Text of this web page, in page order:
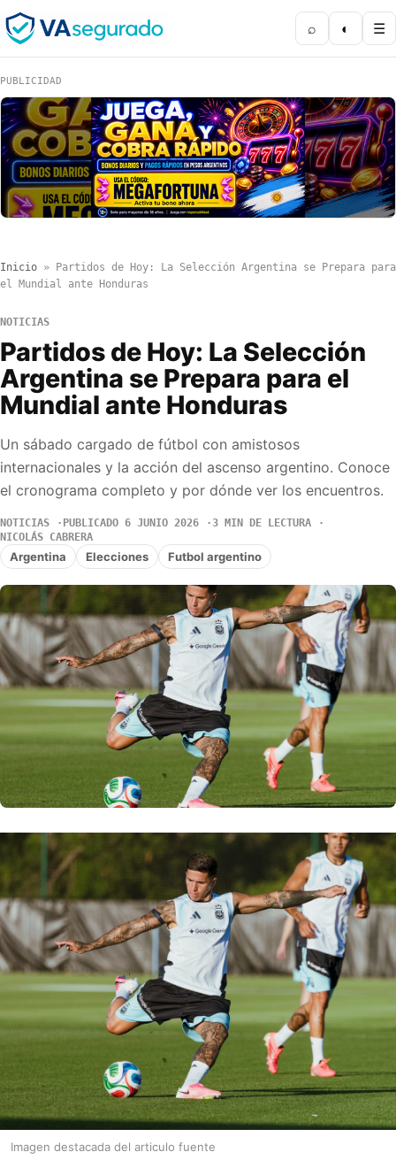
⌕ ◐ ☰
PUBLICIDAD
Inicio »
Partidos de Hoy: La Selección Argentina se Prepara para
el Mundial ante Honduras
NOTICIAS
Partidos de Hoy: La Selección
Argentina se Prepara para el
Mundial ante Honduras
Un sábado cargado de fútbol con amistosos
internacionales y la acción del ascenso argentino. Conoce
el cronograma completo y por dónde ver los encuentros.
NOTICIAS PUBLICADO 6 JUNIO 2026
3 MIN DE LECTURA
NICOLÁS CABRERA
Argentina Elecciones Futbol argentino
Imagen destacada del articulo fuente